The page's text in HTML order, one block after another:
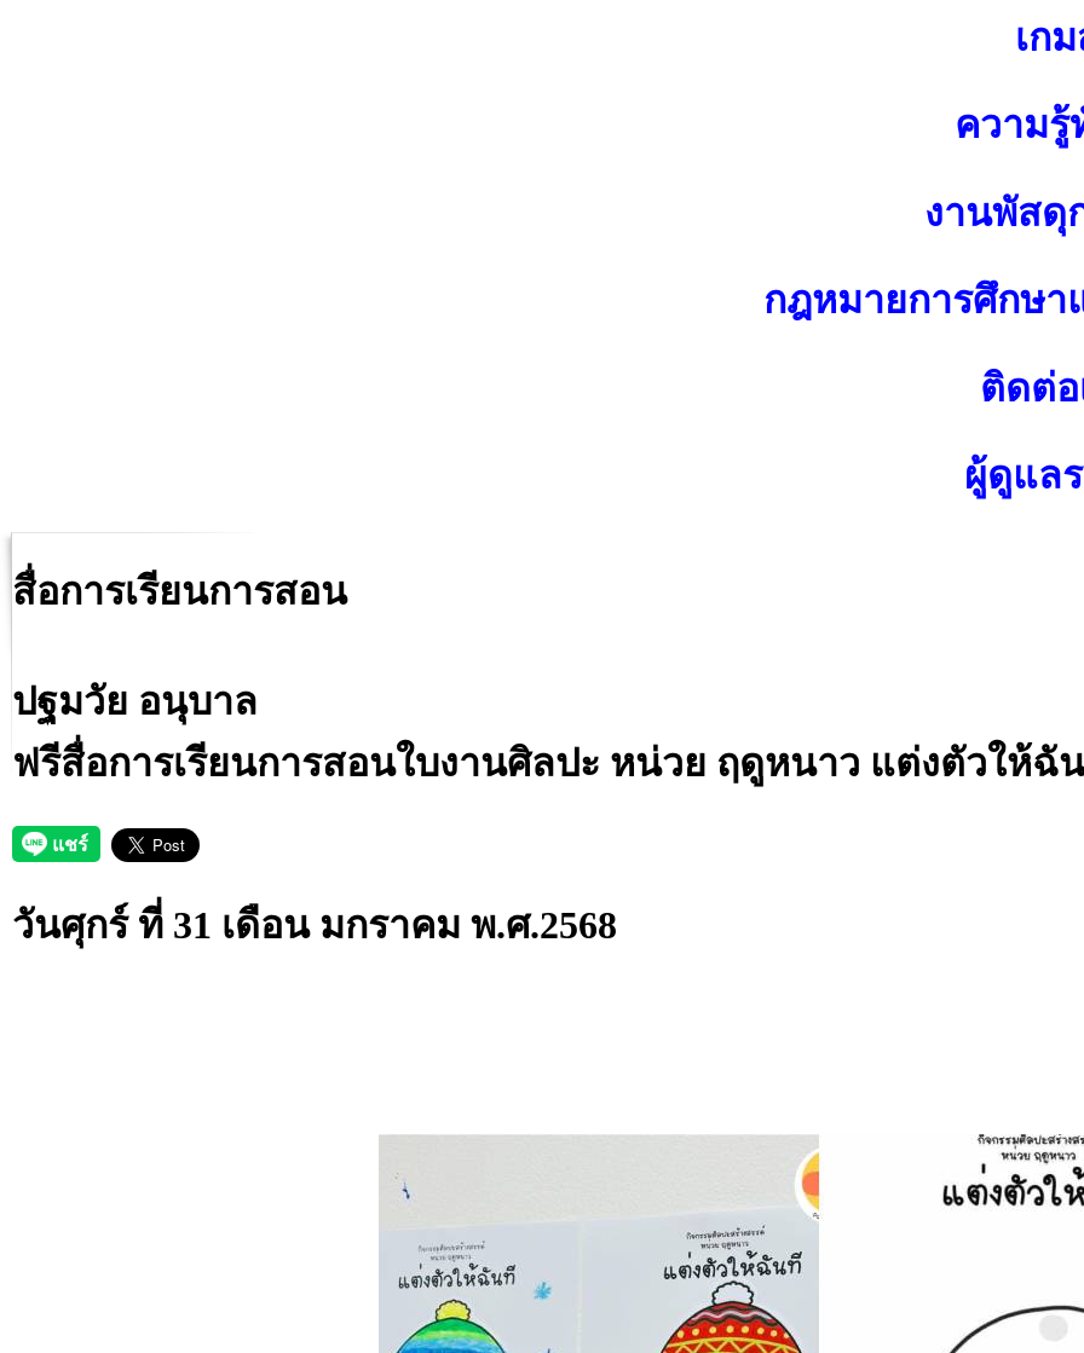
เก
ความรู้
งานพัสดุ
กฎหมายการศึกษ
ติดต่อ
ผู้ดูแล
สื่อการเรียนการสอน
ปฐมวัย อนุบาล
ฟรีสื่อการเรียนการสอนใบงานศิลปะ หน่วย ฤดูหนาว แต่งตัวให้ฉั
วันศุกร์ ที่ 31 เดือน มกราคม พ.ศ.2568